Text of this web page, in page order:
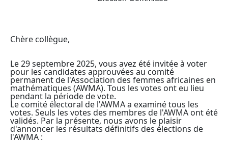
Chère collègue,
Le 29 septembre 2025, vous avez été invitée à voter
pour les candidates approuvées au comité
permanent de l'Association des femmes africaines en
mathématiques (AWMA). Tous les votes ont eu lieu
pendant la période de vote.
Le comité électoral de l'AWMA a examiné tous les
votes. Seuls les votes des membres de l'AWMA ont été
validés. Par la présente, nous avons le plaisir
d'annoncer les résultats définitifs des élections de
l'AWMA :